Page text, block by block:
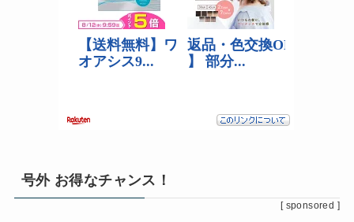
号外 お得なチャンス！
[ sponsored ]